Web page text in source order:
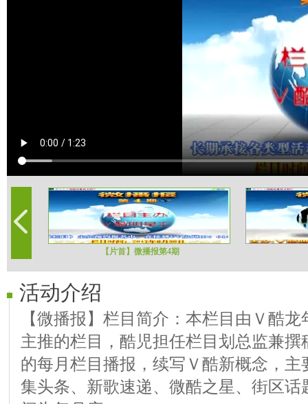
【片首】微播报第4期
活动介绍
【微播报】栏目简介：本栏目由Ｖ酷
主推的栏目，酷児担任栏目划总监兼
的每月栏目播报，续写Ｖ酷新概念，
集头条、新歌速递、微酷之星、街区